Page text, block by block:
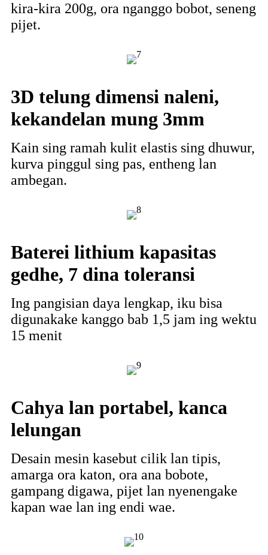
kira-kira 200g, ora nganggo bobot, seneng
pijet.
3D telung dimensi naleni,
kekandelan mung 3mm
Kain sing ramah kulit elastis sing dhuwur,
kurva pinggul sing pas, entheng lan
ambegan.
Baterei lithium kapasitas
gedhe, 7 dina toleransi
Ing pangisian daya lengkap, iku bisa
digunakake kanggo bab 1,5 jam ing wektu
15 menit
Cahya lan portabel, kanca
lelungan
Desain mesin kasebut cilik lan tipis,
amarga ora katon, ora ana bobote,
gampang digawa, pijet lan nyenengake
kapan wae lan ing endi wae.